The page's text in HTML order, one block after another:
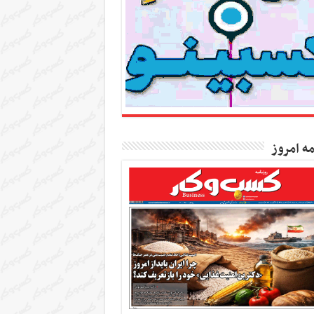
امروز